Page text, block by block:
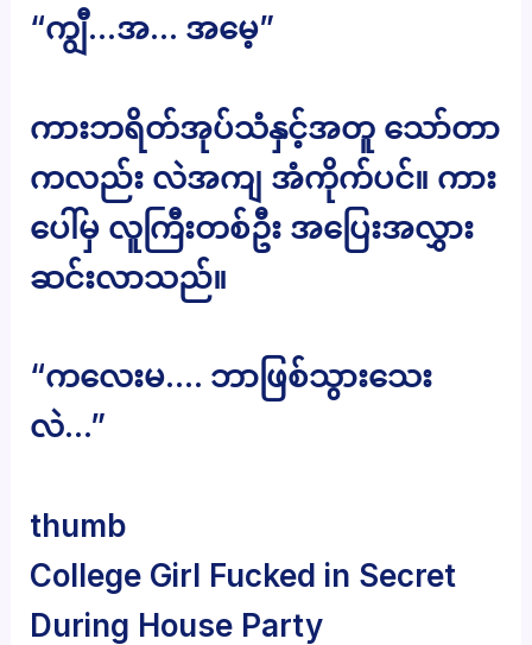
“ကျွီ…အ… အမေ့”
ကားဘရိတ်အုပ်သံနှင့်အတူ သော်တာ
ကလည်း လဲအကျ အံကိုက်ပင်။ ကား
ပေါ်မှ လူကြီးတစ်ဦး အပြေးအလွှား
ဆင်းလာသည်။
“ကလေးမ…. ဘာဖြစ်သွားသေး
လဲ…”
thumb
College Girl Fucked in Secret
During House Party